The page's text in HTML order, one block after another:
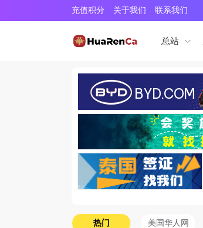
充值积分 关于我们 联系我们
总站
热门 美国华人网